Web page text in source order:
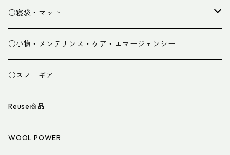
パンツ
グローブ
スパッツ・ゲイター
衣類小物
アイウェア
○寝袋・マット
寝袋
マット
寝具小物
○小物・メンテナンス・ケア・エマージェンシー
○スノーギア
Reuse商品
WOOL POWER